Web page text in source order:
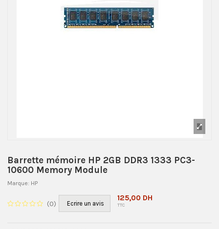
Barrette mémoire HP 2GB DDR3 1333 PC3-
10600 Memory Module
Marque: HP
(0) Ecrire un avis
125,00 DH
TTC